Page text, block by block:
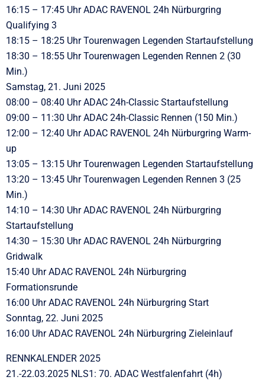
16:15 – 17:45 Uhr ADAC RAVENOL 24h Nürburgring
Qualifying 3
18:15 – 18:25 Uhr Tourenwagen Legenden Startaufstellung
18:30 – 18:55 Uhr Tourenwagen Legenden Rennen 2 (30
Min.)
Samstag, 21. Juni 2025
08:00 – 08:40 Uhr ADAC 24h-Classic Startaufstellung
09:00 – 11:30 Uhr ADAC 24h-Classic Rennen (150 Min.)
12:00 – 12:40 Uhr ADAC RAVENOL 24h Nürburgring Warm-
up
13:05 – 13:15 Uhr Tourenwagen Legenden Startaufstellung
13:20 – 13:45 Uhr Tourenwagen Legenden Rennen 3 (25
Min.)
14:10 – 14:30 Uhr ADAC RAVENOL 24h Nürburgring
Startaufstellung
14:30 – 15:30 Uhr ADAC RAVENOL 24h Nürburgring
Gridwalk
15:40 Uhr ADAC RAVENOL 24h Nürburgring
Formationsrunde
16:00 Uhr ADAC RAVENOL 24h Nürburgring Start
Sonntag, 22. Juni 2025
16:00 Uhr ADAC RAVENOL 24h Nürburgring Zieleinlauf
RENNKALENDER 2025
21.-22.03.2025 NLS1: 70. ADAC Westfalenfahrt (4h)